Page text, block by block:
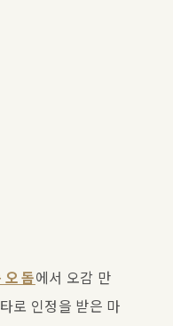
오 돔에서 오감 만
로 인정을 받은 마